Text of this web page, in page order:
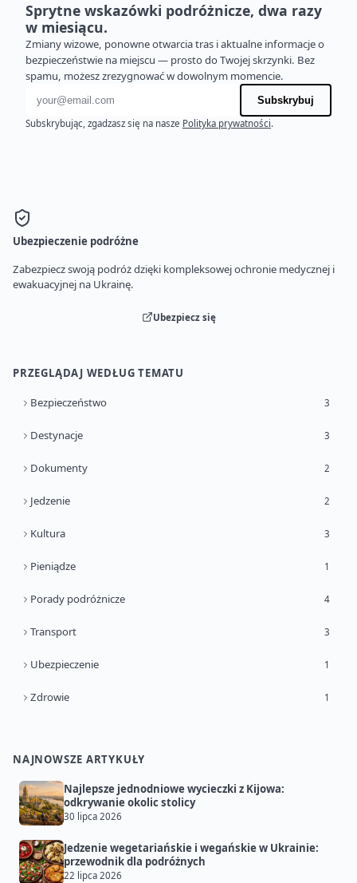
Sprytne wskazówki podróżnicze, dwa razy
w miesiącu.
Zmiany wizowe, ponowne otwarcia tras i aktualne informacje o
bezpieczeństwie na miejscu — prosto do Twojej skrzynki. Bez
spamu, możesz zrezygnować w dowolnym momencie.
Adres e-mail
Subskrybuj
Subskrybując, zgadzasz się na nasze Polityka prywatności.
Ubezpieczenie podróżne
Zabezpiecz swoją podróż dzięki kompleksowej ochronie medycznej i
ewakuacyjnej na Ukrainę.
Ubezpiecz się
PRZEGLĄDAJ WEDŁUG TEMATU
Bezpieczeństwo 3
Destynacje 3
Dokumenty 2
Jedzenie 2
Kultura 3
Pieniądze 1
Porady podróżnicze 4
Transport 3
Ubezpieczenie 1
Zdrowie 1
NAJNOWSZE ARTYKUŁY
Najlepsze jednodniowe wycieczki z Kijowa:
odkrywanie okolic stolicy
30 lipca 2026
Jedzenie wegetariańskie i wegańskie w Ukrainie:
przewodnik dla podróżnych
22 lipca 2026